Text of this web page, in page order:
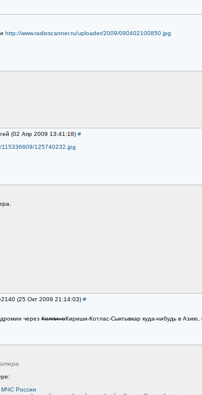
http://www.radioscanner.ru/uploader/2009/090402100850.jpg
(02 Апр 2009 13:41:18) #
125740232.jpg
(25 Окт 2009 21:14:03) #
черезКолпиноКириши-Котлас-Сыктывкар куда-нибудь в Азию,
МЧС России